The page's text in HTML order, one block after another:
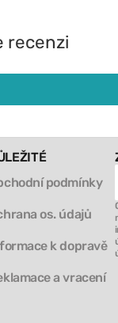
recenzi
podmínky
os. údajů
k dopravě
a vracení